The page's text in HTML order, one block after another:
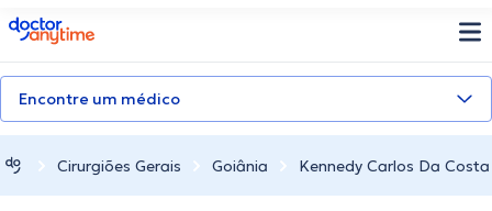
doctoranytime
Encontre um médico
Cirurgiões Gerais Goiânia Kennedy Carlos Da